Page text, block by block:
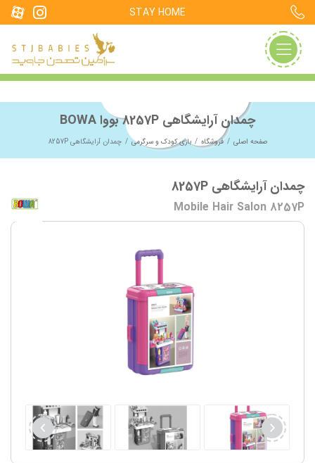
STAY HOME
چمدان آرایشگاهی 8257P بووا BOWA
صفحه اصلی فروشگاه بازی کودک و سرگرمی چمدان آرایشگاهی 8257P
چمدان آرایشگاهی 8257P
Mobile Hair Salon 8257P